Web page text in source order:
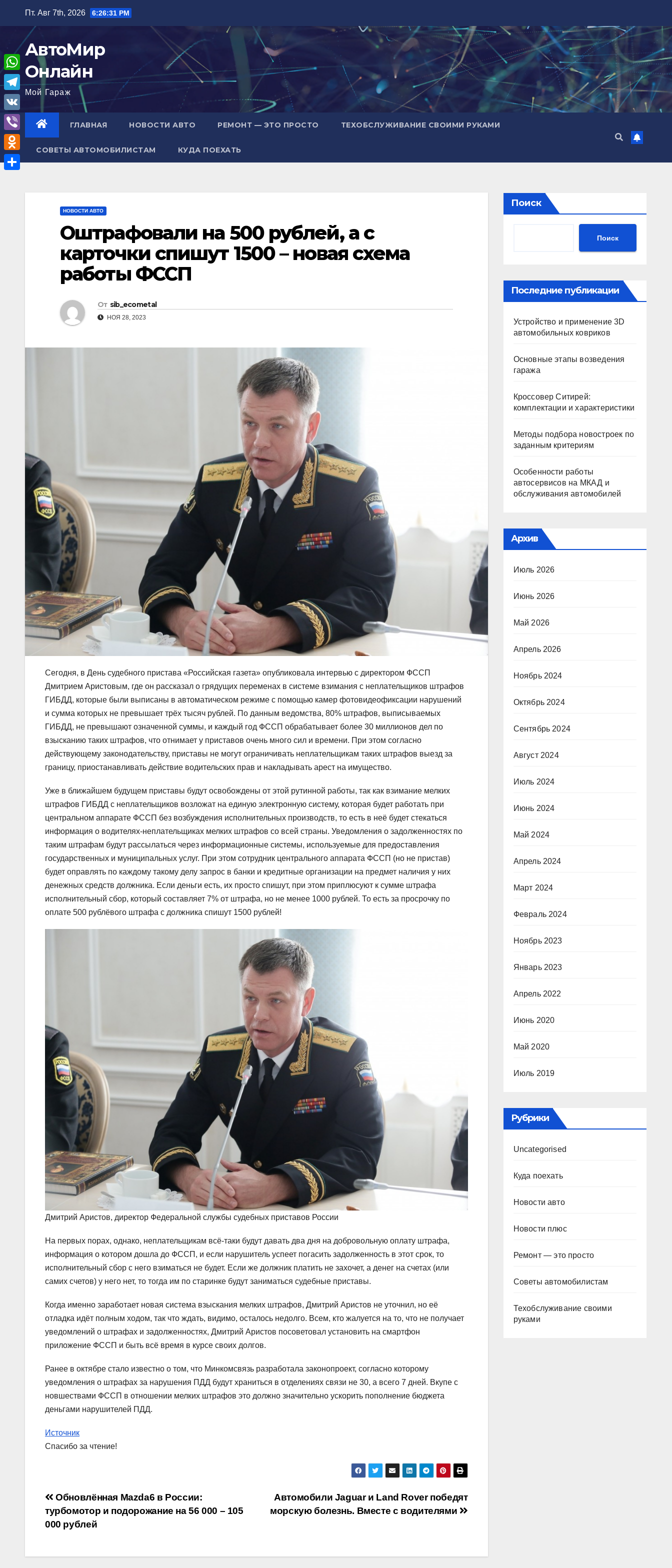
содержимому
Пт. Авг 7th, 2026 6:26:32 PM
АвтоМир
Онлайн
Мой Гараж
ГЛАВНАЯ НОВОСТИ АВТО РЕМОНТ — ЭТО ПРОСТО ТЕХОБСЛУЖИВАНИЕ СВОИМИ РУКАМИ
СОВЕТЫ АВТОМОБИЛИСТАМ КУДА ПОЕХАТЬ
НОВОСТИ АВТО
Оштрафовали на 500 рублей, а с
карточки спишут 1500 – новая схема
работы ФССП
От sib_ecometal
НОЯ 28, 2023
Сегодня, в День судебного пристава «Российская газета» опубликовала интервью с директором ФССП
Дмитрием Аристовым, где он рассказал о грядущих переменах в системе взимания с неплательщиков штрафов
ГИБДД, которые были выписаны в автоматическом режиме с помощью камер фотовидеофиксации нарушений
и сумма которых не превышает трёх тысяч рублей. По данным ведомства, 80% штрафов, выписываемых
ГИБДД, не превышают означенной суммы, и каждый год ФССП обрабатывает более 30 миллионов дел по
взысканию таких штрафов, что отнимает у приставов очень много сил и времени. При этом согласно
действующему законодательству, приставы не могут ограничивать неплательщикам таких штрафов выезд за
границу, приостанавливать действие водительских прав и накладывать арест на имущество.
Уже в ближайшем будущем приставы будут освобождены от этой рутинной работы, так как взимание мелких
штрафов ГИБДД с неплательщиков возложат на единую электронную систему, которая будет работать при
центральном аппарате ФССП без возбуждения исполнительных производств, то есть в неё будет стекаться
информация о водителях-неплательщиках мелких штрафов со всей страны. Уведомления о задолженностях по
таким штрафам будут рассылаться через информационные системы, используемые для предоставления
государственных и муниципальных услуг. При этом сотрудник центрального аппарата ФССП (но не пристав)
будет оправлять по каждому такому делу запрос в банки и кредитные организации на предмет наличия у них
денежных средств должника. Если деньги есть, их просто спишут, при этом приплюсуют к сумме штрафа
исполнительный сбор, который составляет 7% от штрафа, но не менее 1000 рублей. То есть за просрочку по
оплате 500 рублёвого штрафа с должника спишут 1500 рублей!
Дмитрий Аристов, директор Федеральной службы судебных приставов России
На первых порах, однако, неплательщикам всё-таки будут давать два дня на добровольную оплату штрафа,
информация о котором дошла до ФССП, и если нарушитель успеет погасить задолженность в этот срок, то
исполнительный сбор с него взиматься не будет. Если же должник платить не захочет, а денег на счетах (или
самих счетов) у него нет, то тогда им по старинке будут заниматься судебные приставы.
Когда именно заработает новая система взыскания мелких штрафов, Дмитрий Аристов не уточнил, но её
отладка идёт полным ходом, так что ждать, видимо, осталось недолго. Всем, кто жалуется на то, что не получает
уведомлений о штрафах и задолженностях, Дмитрий Аристов посоветовал установить на смартфон
приложение ФССП и быть всё время в курсе своих долгов.
Ранее в октябре стало известно о том, что Минкомсвязь разработала законопроект, согласно которому
уведомления о штрафах за нарушения ПДД будут храниться в отделениях связи не 30, а всего 7 дней. Вкупе с
новшествами ФССП в отношении мелких штрафов это должно значительно ускорить пополнение бюджета
деньгами нарушителей ПДД.
Источник
Спасибо за чтение!
Навигация
по
Автомобили Jaguar и Land Rover победят
морскую болезнь. Вместе с водителями
Обновлённая Mazda6 в России:
турбомотор и подорожание на 56 000 – 105
000 рублей
Поиск
Поиск
Последние публикации
Устройство и применение 3D
автомобильных ковриков
Основные этапы возведения
гаража
Кроссовер Ситирей:
комплектации и характеристики
Методы подбора новостроек по
заданным критериям
Особенности работы
автосервисов на МКАД и
обслуживания автомобилей
Архив
Июль 2026
Июнь 2026
Май 2026
Апрель 2026
Ноябрь 2024
Октябрь 2024
Сентябрь 2024
Август 2024
Июль 2024
Июнь 2024
Май 2024
Апрель 2024
Март 2024
Февраль 2024
Ноябрь 2023
Январь 2023
Апрель 2022
Июнь 2020
Май 2020
Июль 2019
Рубрики
Uncategorised
Куда поехать
Новости авто
Новости плюс
Ремонт — это просто
Советы автомобилистам
Техобслуживание своими
руками
W
h
a
A
T
e
l
e
g
V
K
V
i
b
O